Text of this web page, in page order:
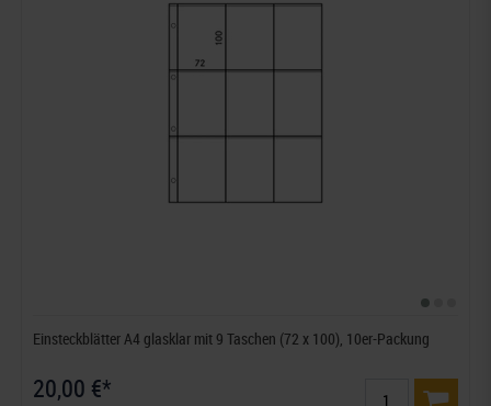
Einsteckblätter A4 glasklar mit 9 Taschen (72 x 100), 10er-Packung
20,00 €*